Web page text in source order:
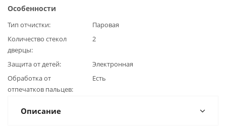
Особенности
Тип отчистки
Паровая
Количество стекол
дверцы
2
Защита от детей
Электронная
Обработка от
отпечатков пальцев
Есть
Описание